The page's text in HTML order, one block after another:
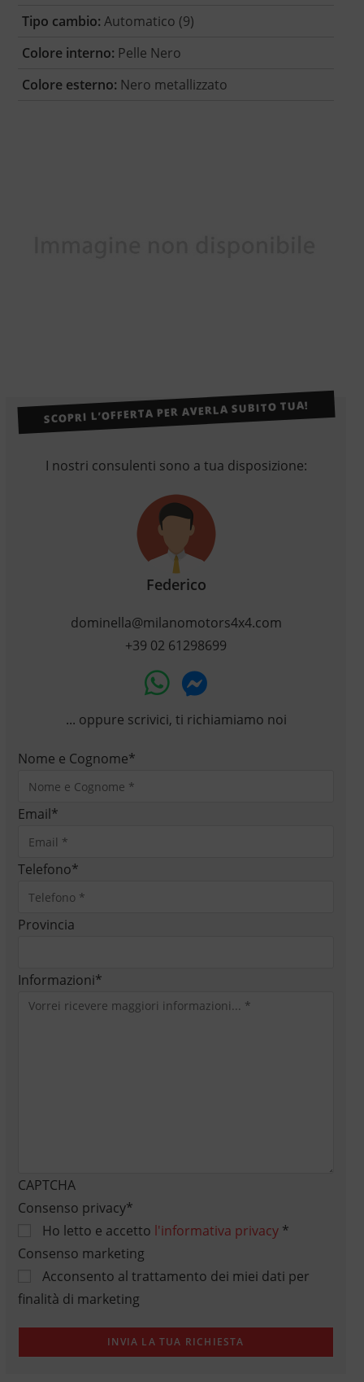
Tipo cambio: Automatico (9)
Colore interno: Pelle Nero
Colore esterno: Nero metallizzato
SCOPRI L’OFFERTA PER AVERLA SUBITO TUA!
I nostri consulenti sono a tua disposizione:
Federico
dominella@milanomotors4x4.com
+39 02 61298699
... oppure scrivici, ti richiamiamo noi
Nome e Cognome*
Email*
Telefono*
Provincia
Informazioni*
CAPTCHA
Consenso privacy*
Ho letto e accetto l'informativa privacy*
Consenso marketing
Acconsento al trattamento dei miei dati per
finalità di marketing